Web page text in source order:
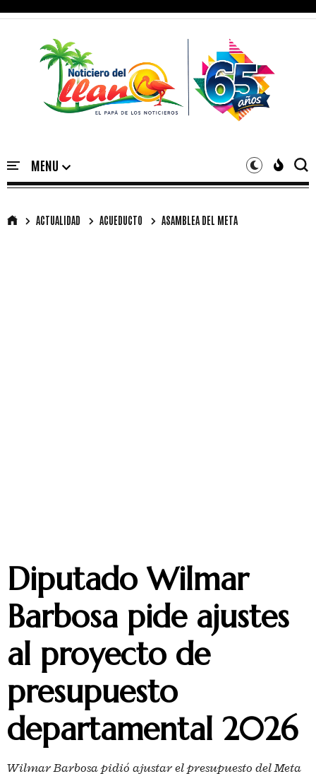
ACTUALIDAD ACUEDUCTO ASAMBLEA DEL META
Diputado Wilmar
Barbosa pide ajustes
al proyecto de
presupuesto
departamental 2026
Wilmar Barbosa pidió ajustar el presupuesto del Meta